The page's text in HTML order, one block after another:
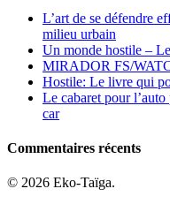
L’art de se défendre
milieu urbain
Un monde hostile –
MIRADOR FS/
Hostile: Le livre qui
Le cabaret pour
car
Commentaires récents
© 2026 Eko-Taïga.